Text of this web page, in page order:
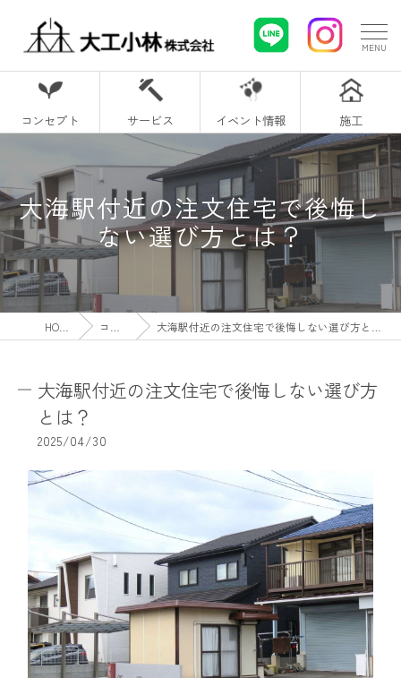
コンセプト サービス イベント情報 施工
大海駅付近の注文住宅で後悔し
ない選び方とは？
HOME コラム 大海駅付近の注文住宅で後悔しない選び方とは？
大海駅付近の注文住宅で後悔しない選び方
とは？
2025/04/30